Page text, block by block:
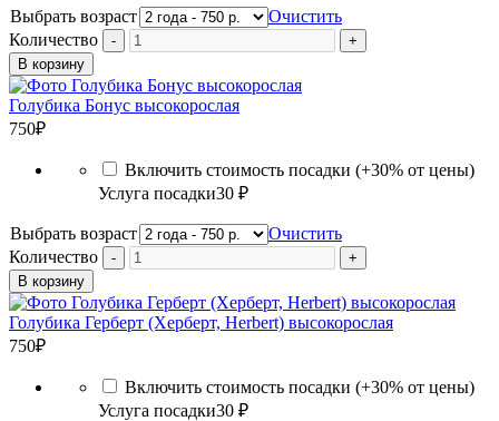
Выбрать возраст
Очистить
Количество
В корзину
Голубика Бонус высокорослая
750₽
Включить стоимость посадки (+30% от цены)
Услуга посадки30 ₽
Выбрать возраст
Очистить
Количество
В корзину
Голубика Герберт (Херберт, Herbert) высокорослая
750₽
Включить стоимость посадки (+30% от цены)
Услуга посадки30 ₽